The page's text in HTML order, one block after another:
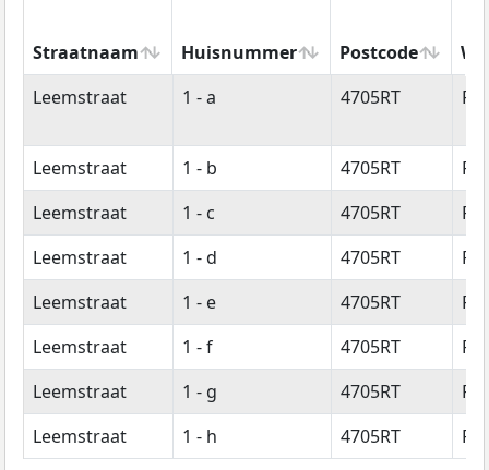
Straatnaam Huisnummer Postcode
Straatnaam
Huisnummer Postcode
Leemstraat 1 - a 4705RT
Leemstraat 1 - b 4705RT
Leemstraat
1 - c 4705RT
Leemstraat
1 - d 4705RT
Leemstraat
1 - e 4705RT
Leemstraat
1 - f 4705RT
Leemstraat
1 - g 4705RT
Leemstraat
1 - h 4705RT